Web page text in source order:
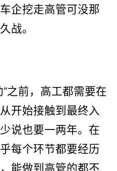
企挖走高管可没那
战。
之前，高工都需要在
开始接触到最终入
说也要一两年。在
每个环节都要经历
能做到高管的都不